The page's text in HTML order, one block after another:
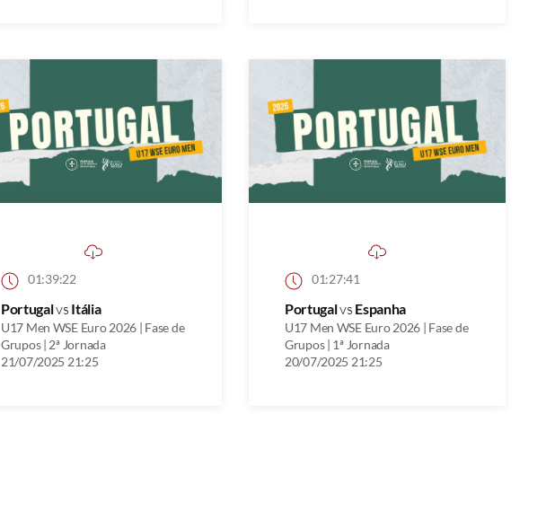
01:39:22
Portugalvs Itália
U17 Men WSE Euro 2026 | Fase de
Grupos | 2ª Jornada
21/07/2025 21:25
01:27:41
Portugalvs Espanha
U17 Men WSE Euro 2026 | Fase de
Grupos | 1ª Jornada
20/07/2025 21:25